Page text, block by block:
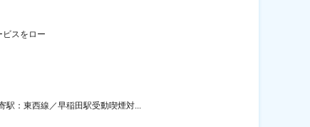
スをロー
：東西線／早稲田駅受動喫煙対...